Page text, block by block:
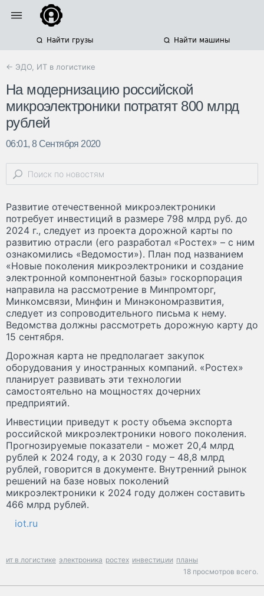
Найти грузы Найти машины
← ЭДО, ИТ в логистике
На модернизацию российской
микроэлектроники потратят 800 млрд
рублей
06:01, 8 Сентября 2020
Развитие отечественной микроэлектроники
потребует инвестиций в размере 798 млрд руб. до
2024 г., следует из проекта дорожной карты по
развитию отрасли (его разработал «Ростех» – с ним
ознакомились «Ведомости»). План под названием
«Новые поколения микроэлектроники и создание
электронной компонентной базы» госкорпорация
направила на рассмотрение в Минпромторг,
Минкомсвязи, Минфин и Минэкономразвития,
следует из сопроводительного письма к нему.
Ведомства должны рассмотреть дорожную карту до
15 сентября.
Дорожная карта не предполагает закупок
оборудования у иностранных компаний. «Ростех»
планирует развивать эти технологии
самостоятельно на мощностях дочерних
предприятий.
Инвестиции приведут к росту объема экспорта
российской микроэлектроники нового поколения.
Прогнозируемые показатели - может 20,4 млрд
рублей к 2024 году, а к 2030 году – 48,8 млрд
рублей, говорится в документе. Внутренний рынок
решений на базе новых поколений
микроэлектроники к 2024 году должен составить
466 млрд рублей.
iot.ru
ит в логистике электроника ростех инвестиции планы
18 просмотров всего.